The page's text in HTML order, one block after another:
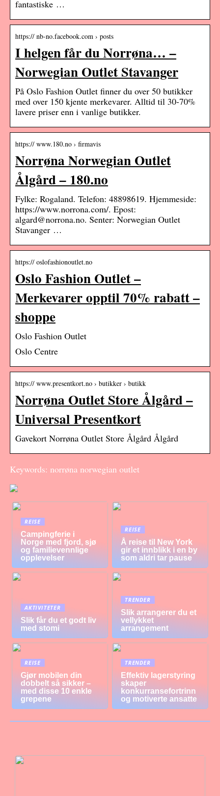
fantastiske …
https:// nb-no.facebook.com › posts
I helgen får du Norrøna… –
Norwegian Outlet Stavanger
På Oslo Fashion Outlet finner du over 50 butikker
med over 150 kjente merkevarer. Alltid til 30-70%
lavere priser enn i vanlige butikker.
https:// www.180.no › firmavis
Norrøna Norwegian Outlet
Ålgård – 180.no
Fylke: Rogaland. Telefon: 48898619. Hjemmeside:
https://www.norrona.com/. Epost:
algard@norrona.no. Senter: Norwegian Outlet
Stavanger …
https:// oslofashionoutlet.no
Oslo Fashion Outlet –
Merkevarer opptil 70% rabatt –
shoppe
Oslo Fashion Outlet
Oslo Centre
https:// www.presentkort.no › butikker › butikk
Norrøna Outlet Store Ålgård –
Universal Presentkort
Gavekort Norrøna Outlet Store Ålgård Ålgård
Keywords: norrøna norwegian outlet
REISE
Campingferie i
Norge med fjord, sjø
og familievennlige
opplevelser
REISE
Å reise til New York
gir et innblikk i en by
som aldri tar pause
AKTIVITETER
Slik får du et godt liv
med stomi
TRENDER
Slik arrangerer du et
vellykket
arrangement
REISE
Gjør mobilen din
dobbelt så sikker –
med disse 10 enkle
grepene
TRENDER
Effektiv lagerstyring
skaper
konkurransefortrinn
og motiverte ansatte